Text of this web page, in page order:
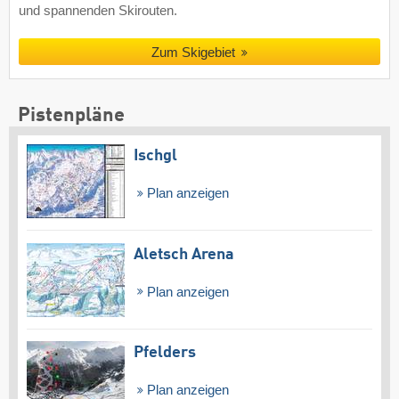
und spannenden Skirouten.
Zum Skigebiet
Pistenpläne
Ischgl
Plan anzeigen
Aletsch Arena
Plan anzeigen
Pfelders
Plan anzeigen